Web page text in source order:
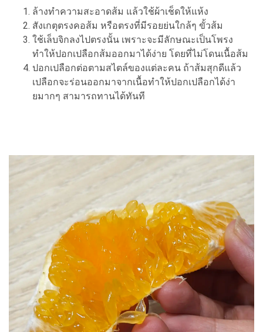
ล้างทำความสะอาดส้ม แล้วใช้ผ้าเช็ดให้แห้ง
สังเกตุตรงคอส้ม หรือตรงที่มีรอยย่นใกล้ๆ ขั้วส้ม
ใช้เล็บจิกลงไปตรงนั้น เพราะจะมีลักษณะเป็นโพรง
ทำให้ปอกเปลือกส้มออกมาได้ง่าย โดยที่ไม่โดนเนื้อส้ม
ปอกเปลือกต่อตามสไตล์ของแต่ละคน ถ้าส้มสุกดีแล้ว
เปลือกจะร่อนออกมาจากเนื้อทำให้ปอกเปลือกได้ง่า
ยมากๆ สามารถทานได้ทันที